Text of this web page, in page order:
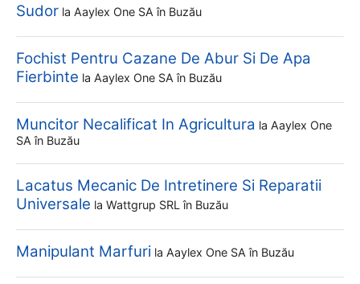
Sudor la Aaylex One SA în Buzău
Fochist Pentru Cazane De Abur Si De Apa
Fierbinte la Aaylex One SA în Buzău
Muncitor Necalificat In Agricultura la Aaylex One
SA în Buzău
Lacatus Mecanic De Intretinere Si Reparatii
Universale la Wattgrup SRL în Buzău
Manipulant Marfuri la Aaylex One SA în Buzău